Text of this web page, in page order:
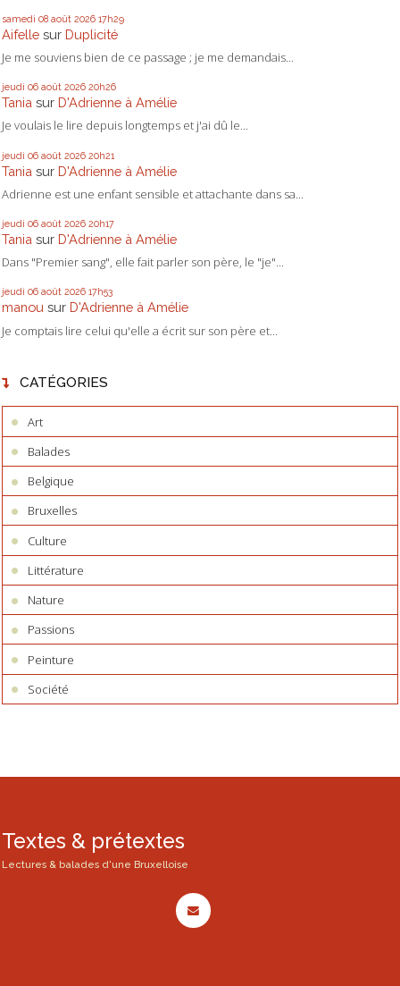
samedi 08 août 2026 17h29
Aifelle sur Duplicité
Je me souviens bien de ce passage ; je me demandais...
jeudi 06 août 2026 20h26
Tania sur D'Adrienne à Amélie
Je voulais le lire depuis longtemps et j'ai dû le...
jeudi 06 août 2026 20h21
Tania sur D'Adrienne à Amélie
Adrienne est une enfant sensible et attachante dans sa...
jeudi 06 août 2026 20h17
Tania sur D'Adrienne à Amélie
Dans "Premier sang", elle fait parler son père, le "je"...
jeudi 06 août 2026 17h53
manou sur D'Adrienne à Amélie
Je comptais lire celui qu'elle a écrit sur son père et...
CATÉGORIES
Art
Balades
Belgique
Bruxelles
Culture
Littérature
Nature
Passions
Peinture
Société
Textes & prétextes
Lectures & balades d'une Bruxelloise